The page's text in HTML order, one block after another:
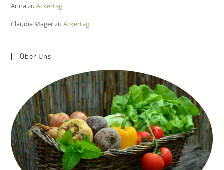
AnnazuAckertag
Claudia MagerzuAckertag
Über Uns